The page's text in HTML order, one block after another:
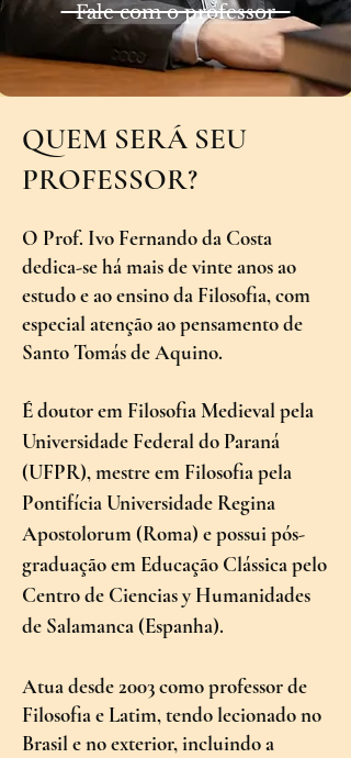
Fale com o professor
QUEM SERÁ SEU
PROFESSOR?
O Prof. Ivo Fernando da Costa
dedica-se há mais de vinte anos ao
estudo e ao ensino da Filosofia, com
especial atenção ao pensamento de
Santo Tomás de Aquino.
É doutor em Filosofia Medieval pela
Universidade Federal do Paraná
(UFPR), mestre em Filosofia pela
Pontifícia Universidade Regina
Apostolorum (Roma) e possui pós-
graduação em Educação Clássica pelo
Centro de Ciencias y Humanidades
de Salamanca (Espanha).
Atua desde 2003 como professor de
Filosofia e Latim, tendo lecionado no
Brasil e no exterior, incluindo a